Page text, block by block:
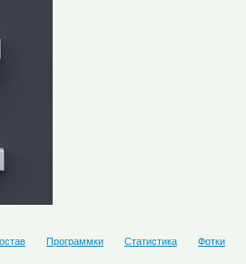
Программки Статистика Фотки